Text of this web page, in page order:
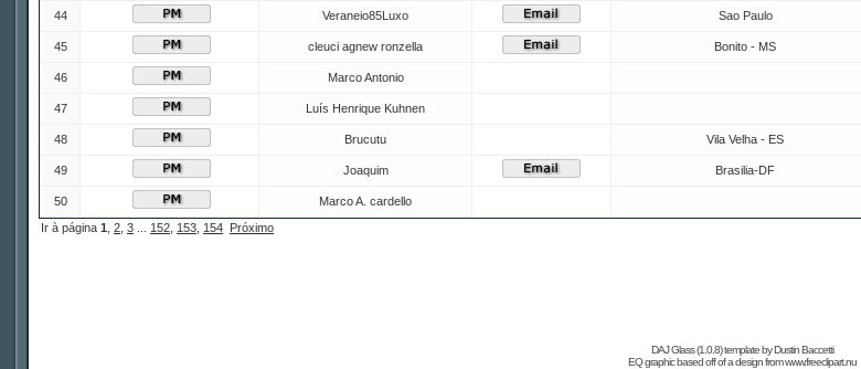
44 Veraneio85Luxo Sao Paulo
45 cleuci agnew ronzella Bonito - MS
46 Marco Antonio
47 Luís Henrique Kuhnen
48 Brucutu Vila Velha - ES
49 Joaquim Brasilia-DF
50 Marco A. cardello
Ir à página 1 2 3 152 153 154 Próximo
DAJ Glass (1.0.8) template byDustin Baccetti
EQ graphic based off of a design fromwww.freeclipart.nu